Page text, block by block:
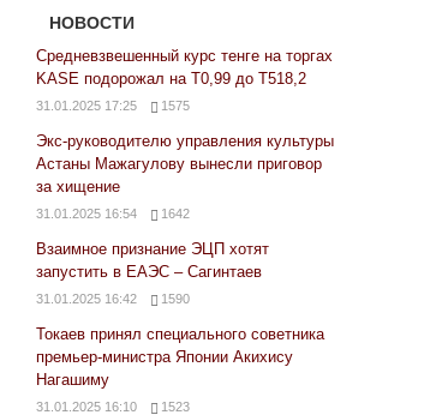
НОВОСТИ
Средневзвешенный курс тенге на торгах
KASE подорожал на Т0,99 до Т518,2
31.01.2025 17:25 1575
Экс-руководителю управления культуры
Астаны Мажагулову вынесли приговор
за хищение
31.01.2025 16:54 1642
Взаимное признание ЭЦП хотят
запустить в ЕАЭС – Сагинтаев
31.01.2025 16:42 1590
Токаев принял специального советника
премьер-министра Японии Акихису
Нагашиму
31.01.2025 16:10 1523